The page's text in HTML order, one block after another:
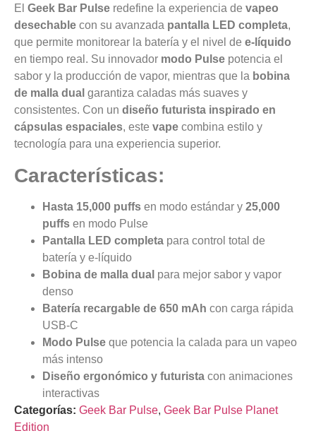
El Geek Bar Pulse redefine la experiencia de vapeo
desechable con su avanzada pantalla LED completa,
que permite monitorear la batería y el nivel de e-líquido
en tiempo real. Su innovador modo Pulse potencia el
sabor y la producción de vapor, mientras que la bobina
de malla dual garantiza caladas más suaves y
consistentes. Con un diseño futurista inspirado en
cápsulas espaciales, este vape combina estilo y
tecnología para una experiencia superior.
Características:
Hasta 15,000 puffs en modo estándar y 25,000
puffs en modo Pulse
Pantalla LED completa para control total de
batería y e-líquido
Bobina de malla dual para mejor sabor y vapor
denso
Batería recargable de 650 mAh con carga rápida
USB-C
Modo Pulse que potencia la calada para un vapeo
más intenso
Diseño ergonómico y futurista con animaciones
interactivas
Categorías: Geek Bar Pulse, Geek Bar Pulse Planet
Edition